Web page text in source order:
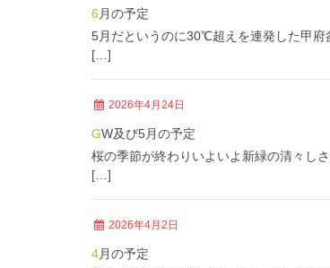
6月の予定
5月だというのに30℃超えを連発した甲
[…]
2026年4月24日
GW及び5月の予定
桜の季節が終わりいよいよ新緑の清々し
[…]
2026年4月2日
4月の予定